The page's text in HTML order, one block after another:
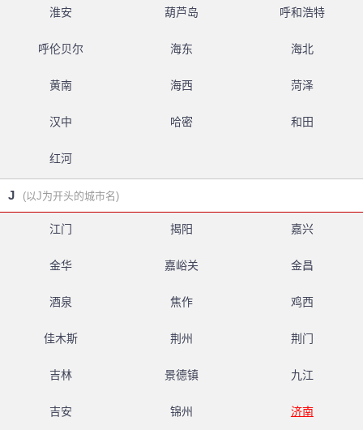
淮安 葫芦岛 呼和浩特
呼伦贝尔 海东 海北
黄南 海西 菏泽
汉中 哈密 和田
红河
J (以J为开头的城市名)
江门 揭阳 嘉兴
金华 嘉峪关 金昌
酒泉 焦作 鸡西
佳木斯 荆州 荆门
吉林 景德镇 九江
吉安 锦州 济南